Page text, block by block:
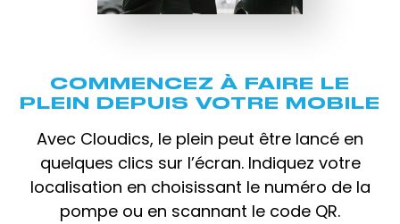
COMMENCEZ À FAIRE LE
PLEIN DEPUIS VOTRE MOBILE
Avec Cloudics, le plein peut être lancé en
quelques clics sur l’écran. Indiquez votre
localisation en choisissant le numéro de la
pompe ou en scannant le code QR.